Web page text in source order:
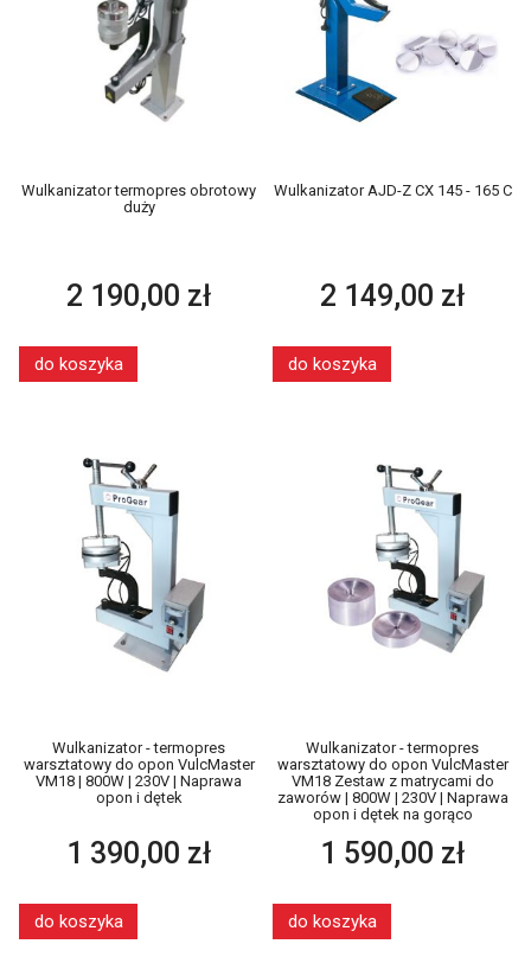
Wulkanizator termopres obrotowy
duży
2 190,00 zł
do koszyka
Wulkanizator AJD-Z CX 145 - 165 C
2 149,00 zł
do koszyka
Wulkanizator - termopres
warsztatowy do opon VulcMaster
VM18 | 800W | 230V | Naprawa
opon i dętek
1 390,00 zł
do koszyka
Wulkanizator - termopres
warsztatowy do opon VulcMaster
VM18 Zestaw z matrycami do
zaworów | 800W | 230V | Naprawa
opon i dętek na gorąco
1 590,00 zł
do koszyka